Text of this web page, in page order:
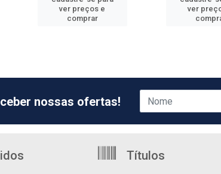
ver preços e
comprar
ver
nossas ofertas!
Títulos